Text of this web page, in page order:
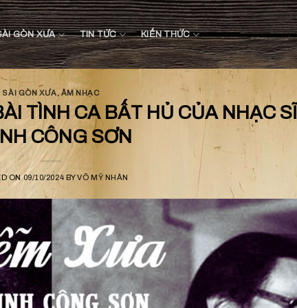
GÒN XƯA TIN TỨC KIẾN THỨC
SÀI GÒN XƯA, ÂM NHẠC
TÌNH CA BẤT HỦ CỦA NHẠC SĨ
CÔNG SƠN
ON09/10/2024 BYVÕ MỸ NHÂN